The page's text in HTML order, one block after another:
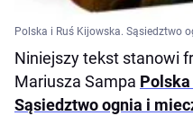
Polska i Ruś Kijowska. Sąsiedztwo
Niniejszy tekst stanowi
Mariusza Sampa Polska
Sąsiedztwo ognia i